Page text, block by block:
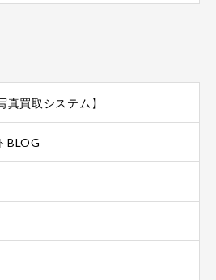
買取システム】
BLOG